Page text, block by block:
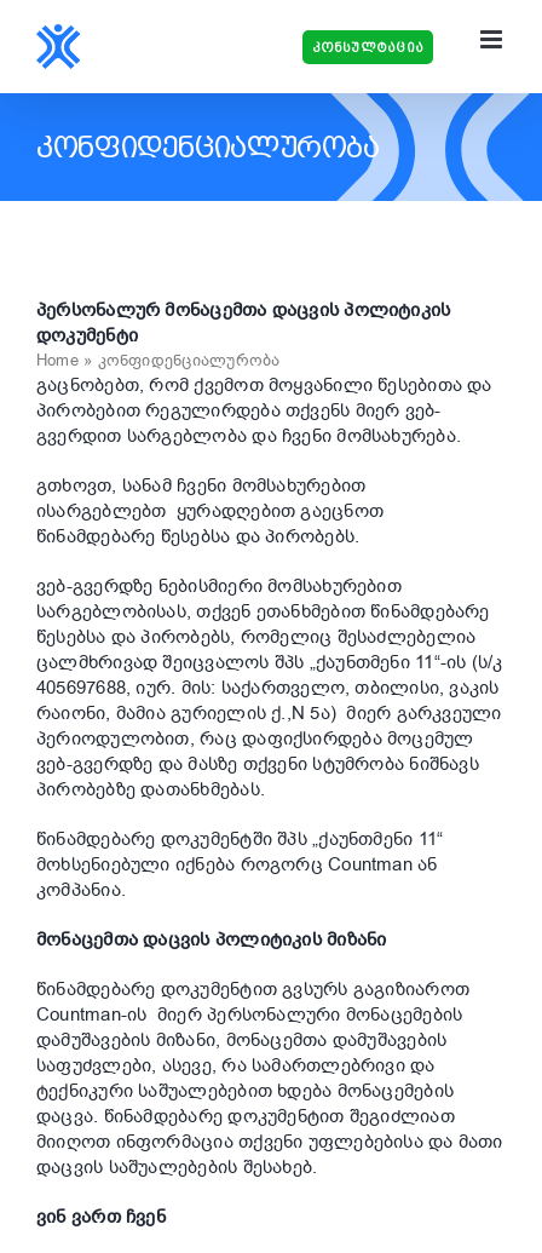
content
კონსულტაცია
ᲙᲝᲜᲤᲘᲓᲔᲜᲪᲘᲐᲚᲣᲠᲝᲑᲐ
Home» კონფიდენციალურობა
პერსონალურ მონაცემთა დაცვის პოლიტიკის
დოკუმენტი
გაცნობებთ, რომ ქვემოთ მოყვანილი წესებითა და
პირობებით რეგულირდება თქვენს მიერ ვებ-
გვერდით სარგებლობა და ჩვენი მომსახურება.
გთხოვთ, სანამ ჩვენი მომსახურებით
ისარგებლებთ ყურადღებით გაეცნოთ
წინამდებარე წესებსა და პირობებს.
ვებ-გვერდზე ნებისმიერი მომსახურებით
სარგებლობისას, თქვენ ეთანხმებით წინამდებარე
წესებსა და პირობებს, რომელიც შესაძლებელია
ცალმხრივად შეიცვალოს შპს „ქაუნთმენი 11“-ის (ს/კ
405697688, იურ. მის: საქართველო, თბილისი, ვაკის
რაიონი, მამია გურიელის ქ.,N 5ა) მიერ გარკვეული
პერიოდულობით, რაც დაფიქსირდება მოცემულ
ვებ-გვერდზე და მასზე თქვენი სტუმრობა ნიშნავს
პირობებზე დათანხმებას.
წინამდებარე დოკუმენტში შპს „ქაუნთმენი 11“
მოხსენიებული იქნება როგორც Countman ან
კომპანია.
მონაცემთა დაცვის პოლიტიკის მიზანი
წინამდებარე დოკუმენტით გვსურს გაგიზიაროთ
Countman-ის მიერ პერსონალური მონაცემების
დამუშავების მიზანი, მონაცემთა დამუშავების
საფუძვლები, ასევე, რა სამართლებრივი და
ტექნიკური საშუალებებით ხდება მონაცემების
დაცვა. წინამდებარე დოკუმენტით შეგიძლიათ
მიიღოთ ინფორმაცია თქვენი უფლებებისა და მათი
დაცვის საშუალებების შესახებ.
ვინ ვართ ჩვენ